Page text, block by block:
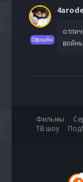
Офлайн
Фильмы
ТВ шоу